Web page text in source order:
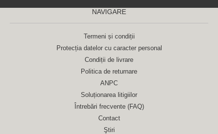
NAVIGARE
Termeni și condiții
Protecția datelor cu caracter personal
Condiții de livrare
Politica de returnare
ANPC
Soluționarea litigiilor
Întrebări frecvente (FAQ)
Contact
Ştiri